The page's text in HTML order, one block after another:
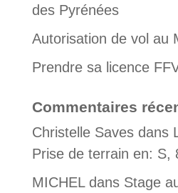
des Pyrénées
Autorisation de vol au
Prendre sa licence
Commentaires
Christelle Savesdans
Prise de terrain en: S,
MICHELdans Stage